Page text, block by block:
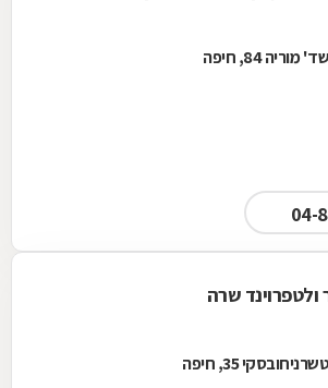
שד' מוריה 84, חיפה
ולטפרוינד שרה
טשרניחובסקי 35, חיפה